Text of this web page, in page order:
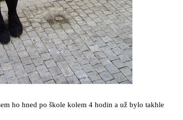
ho hned po škole kolem 4 hodin a už bylo takhle